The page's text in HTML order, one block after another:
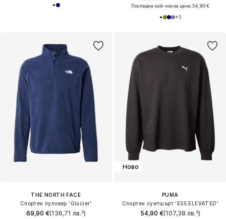
Последна най-ниска цена:54,90 €
+1
THE NORTH FACE
Спортен пуловер 'Glacier'
69,90 €(136,71 лв.³)
Ново
PUMA
Спортен суитшърт 'ESS ELEVATED'
54,90 €(107,38 лв.³)